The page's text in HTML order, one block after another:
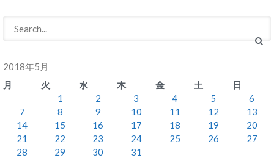
2018年5月
月
火 水 木 金 土
日
1
2 3 4 5
6
7
8 9 10 11 12
13
14
15 16 17 18 19
20
21
22 23 24 25 26
27
28
29 30
31